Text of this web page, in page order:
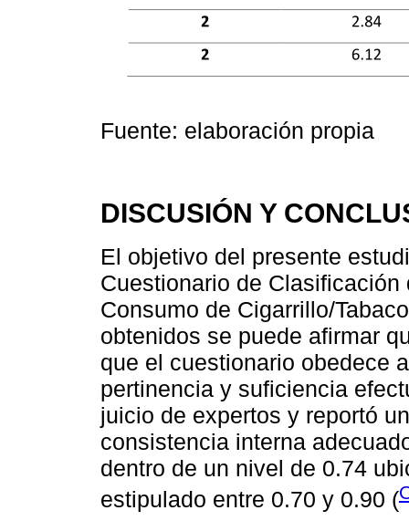
Fuente: elaboración propia
DISCUSIÓN Y
El objetivo del presente
Cuestionario de
Consumo de Cigarrillo/
obtenidos se puede afirmar
que el cuestionario obedece
pertinencia y suficiencia
juicio de expertos y reportó
consistencia interna
dentro de un nivel de 0.74
estipulado entre 0.70 y 0.90 (